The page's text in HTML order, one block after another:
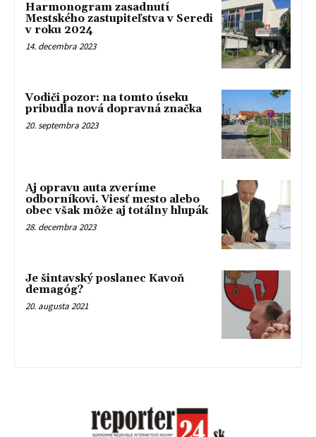
Harmonogram zasadnutí
Mestského zastupiteľstva v Seredi
v roku 2024
14. decembra 2023
Vodiči pozor: na tomto úseku
pribudla nová dopravná značka
20. septembra 2023
Aj opravu auta zveríme
odborníkovi. Viesť mesto alebo
obec však môže aj totálny hlupák
28. decembra 2023
Je šintavský poslanec Kavoň
demagóg?
20. augusta 2021